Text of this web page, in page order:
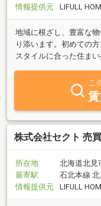
情報提供元
LIFULL
地域に根ざし、豊富な
り添います。初めての
スタイルに合った住ま
こ
株式会社セクト 売
所在地
北海道北見
最寄駅
石北本線
情報提供元
LIFULL